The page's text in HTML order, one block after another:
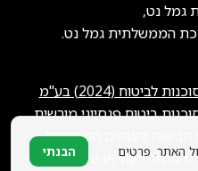
גמל נט,
הממשלתית גמל נט.
לביטוח (2024) בע"מ
ביטוח פנסיוני מורשית.
והגופים המוסדיים.
ייעוץ או שיווק פנסיוני
האתר. פרטים
הבנתי